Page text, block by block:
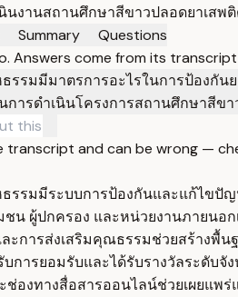
นงานสถานศึกษาสีขาวปลอดยาเส
Summary
Questions
Answers come from its
รรมมีมาตรการอะไรในการป้องกัน
การดำเนินโครงการสถานศึกษาสีขา
transcript and can be wrong —
รรมมีระบบการป้องกันและแก้ไขปัญ
น ผู้ปกครอง และหน่วยงานภายนอ
ะการส่งเสริมคุณธรรมช่วยสร้างพื้น
บการยอมรับและได้รับรางวัลระดับ
ช่องทางสื่อสารออนไลน์ช่วยเผยแพ